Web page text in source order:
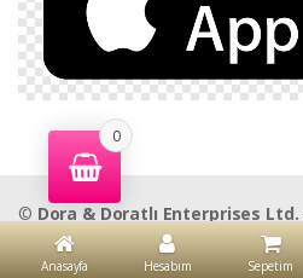
© Dora & Doratlı Enterprises Ltd.
0
Anasayfa Hesabım Sepetim